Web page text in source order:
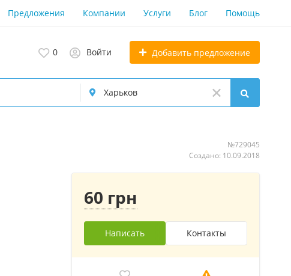
Предложения Компании Услуги Блог Помощь
0 Войти Добавить предложение
№729045
Создано: 10.09.2018
60 грн
Написать Контакты